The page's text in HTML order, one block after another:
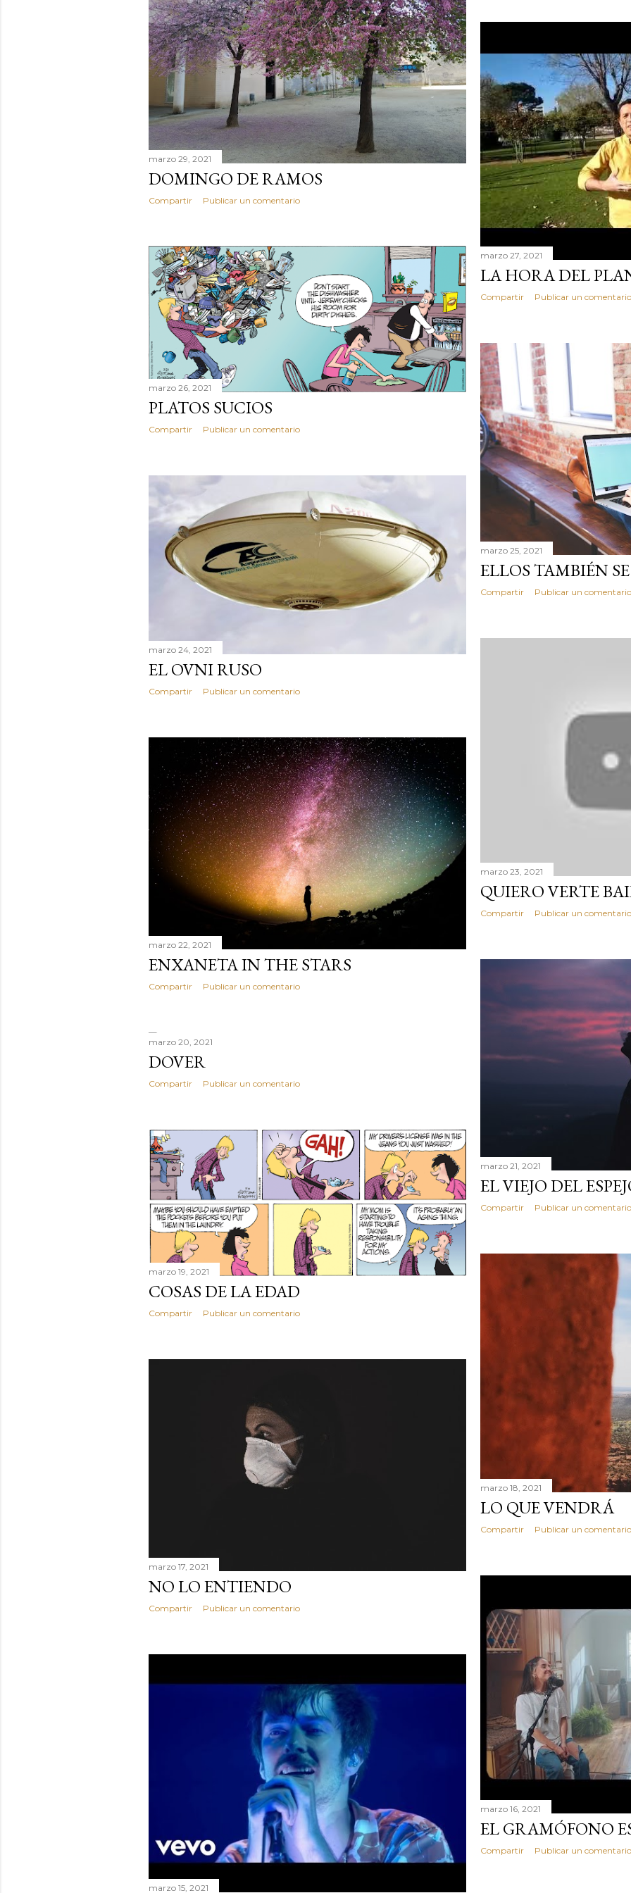
marzo 29, 2021
DOMINGO DE RAMOS
Compartir Publicar un comentario
marzo 27, 2021
LA HORA DEL
Compartir Publicar un comentario
marzo 26, 2021
PLATOS SUCIOS
Compartir Publicar un comentario
marzo 25, 2021
ELLOS TAMBIÉN
Compartir Publicar un comentario
marzo 24, 2021
EL OVNI RUSO
Compartir Publicar un comentario
marzo 23, 2021
QUIERO VERTE
Compartir Publicar un comentario
marzo 22, 2021
ENXANETA IN THE STARS
Compartir Publicar un comentario
marzo 21, 2021
EL VIEJO DEL
Compartir Publicar un comentario
marzo 20, 2021
DOVER
Compartir Publicar un comentario
marzo 19, 2021
COSAS DE LA EDAD
Compartir Publicar un comentario
marzo 18, 2021
LO QUE VENDRÁ
Compartir Publicar un comentario
marzo 17, 2021
NO LO ENTIENDO
Compartir Publicar un comentario
marzo 16, 2021
EL GRAMÓFONO
Compartir Publicar un comentario
marzo 15, 2021